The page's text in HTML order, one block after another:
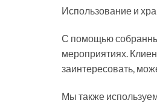
Использование и
С помощью
мероприятиях.
заинтересовать,
Мы также